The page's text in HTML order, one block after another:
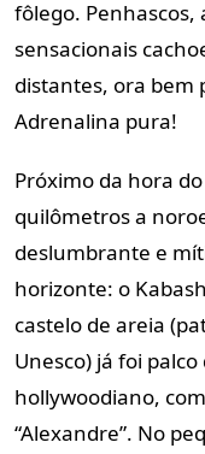
fôlego. Penhascos,
sensacionais
distantes, ora bem
Adrenalina pura!
Próximo da hora
quilômetros a
deslumbrante e
horizonte: o
castelo de areia
Unesco) já foi
hollywoodiano,
“Alexandre”. No